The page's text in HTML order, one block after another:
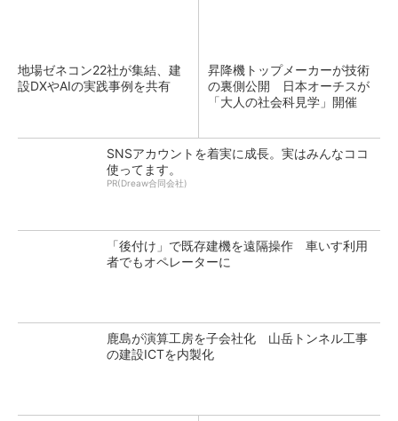
地場ゼネコン22社が集結、建
設DXやAIの実践事例を共有
昇降機トップメーカーが技術
の裏側公開 日本オーチスが
「大人の社会科見学」開催
SNSアカウントを着実に成長。実はみんなココ
使ってます。
PR(Dreaw合同会社)
「後付け」で既存建機を遠隔操作 車いす利用
者でもオペレーターに
鹿島が演算工房を子会社化 山岳トンネル工事
の建設ICTを内製化